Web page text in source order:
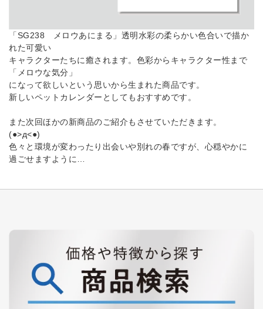
「SG238 メロウあにまる」透明水彩の柔らかい色合いで描か
れた可愛い
キャラクターたちに癒されます。色彩からキャラクター性まで
「メロウな気分」
になって欲しいという思いから生まれた商品です。
新しいペットカレンダーとしてもおすすめです。
また次回ほかの新商品のご紹介もさせていただきます。
(●>д<●)ゞ
色々と環境が変わったり出会いや別れの春ですが、心穏やかに
過ごせますように…